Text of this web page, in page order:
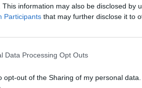
This information may also be disclosed by
Participants that may further disclose it to
Data Processing Opt Outs
opt-out of the Sharing of my personal data.
Május 2., Szombat:Zsigmond